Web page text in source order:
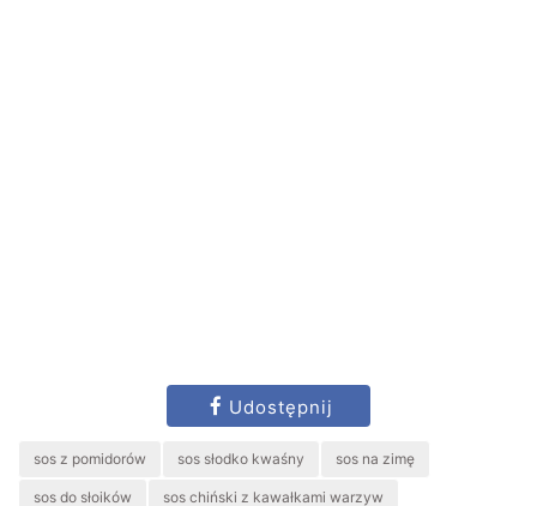
Udostępnij
sos z pomidorów sos słodko kwaśny sos na zimę
sos do słoików sos chiński z kawałkami warzyw